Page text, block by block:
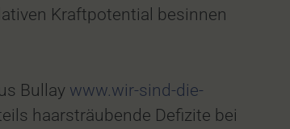
Kraftpotential besinnen
Bullay www.wir-sind-die-
haarsträubende Defizite bei